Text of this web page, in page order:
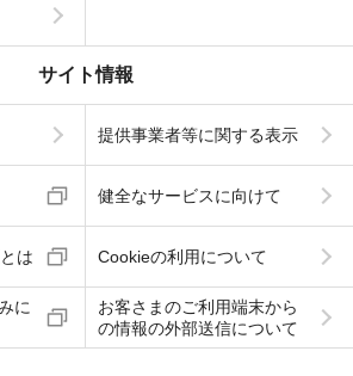
サイト情報
提供事業者等に関する表示
健全なサービスに向けて
は Cookieの利用について
に
お客さまのご利用端末から
の情報の外部送信について